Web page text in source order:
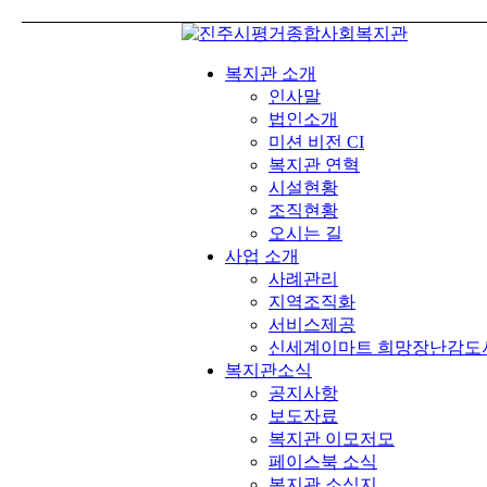
복지관 소개
인사말
법인소개
미션 비전 CI
복지관 연혁
시설현황
조직현황
오시는 길
사업 소개
사례관리
지역조직화
서비스제공
신세계이마트 희망장난감도
복지관소식
공지사항
보도자료
복지관 이모저모
페이스북 소식